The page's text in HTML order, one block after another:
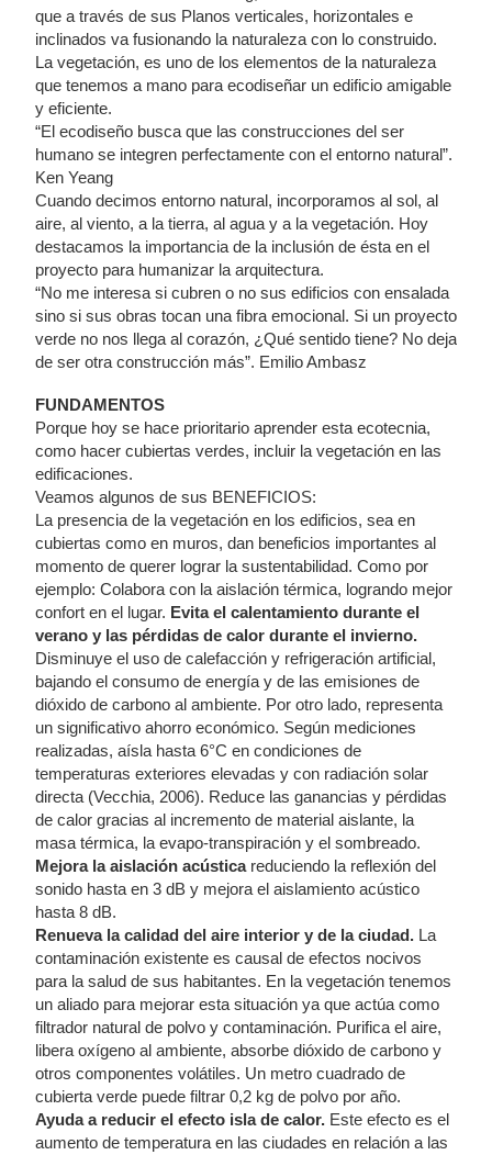
que a través de sus Planos verticales, horizontales e
inclinados va fusionando la naturaleza con lo construido.
La vegetación, es uno de los elementos de la naturaleza
que tenemos a mano para ecodiseñar un edificio amigable
y eficiente.
“El ecodiseño busca que las construcciones del ser
humano se integren perfectamente con el entorno natural”.
Ken Yeang
Cuando decimos entorno natural, incorporamos al sol, al
aire, al viento, a la tierra, al agua y a la vegetación. Hoy
destacamos la importancia de la inclusión de ésta en el
proyecto para humanizar la arquitectura.
“No me interesa si cubren o no sus edificios con ensalada
sino si sus obras tocan una fibra emocional. Si un proyecto
verde no nos llega al corazón, ¿Qué sentido tiene? No deja
de ser otra construcción más”. Emilio Ambasz
FUNDAMENTOS
Porque hoy se hace prioritario aprender esta ecotecnia,
como hacer cubiertas verdes, incluir la vegetación en las
edificaciones.
Veamos algunos de sus BENEFICIOS:
La presencia de la vegetación en los edificios, sea en
cubiertas como en muros, dan beneficios importantes al
momento de querer lograr la sustentabilidad. Como por
ejemplo: Colabora con la aislación térmica, logrando mejor
confort en el lugar. Evita el calentamiento durante el
verano y las pérdidas de calor durante el invierno.
Disminuye el uso de calefacción y refrigeración artificial,
bajando el consumo de energía y de las emisiones de
dióxido de carbono al ambiente. Por otro lado, representa
un significativo ahorro económico. Según mediciones
realizadas, aísla hasta 6°C en condiciones de
temperaturas exteriores elevadas y con radiación solar
directa (Vecchia, 2006). Reduce las ganancias y pérdidas
de calor gracias al incremento de material aislante, la
masa térmica, la evapo-transpiración y el sombreado.
Mejora la aislación acústicareduciendo la reflexión del
sonido hasta en 3 dB y mejora el aislamiento acústico
hasta 8 dB.
Renueva la calidad del aire interior y de la ciudad. La
contaminación existente es causal de efectos nocivos
para la salud de sus habitantes. En la vegetación tenemos
un aliado para mejorar esta situación ya que actúa como
filtrador natural de polvo y contaminación. Purifica el aire,
libera oxígeno al ambiente, absorbe dióxido de carbono y
otros componentes volátiles. Un metro cuadrado de
cubierta verde puede filtrar 0,2 kg de polvo por año.
Ayuda a reducir el efecto isla de calor. Este efecto es el
aumento de temperatura en las ciudades en relación a las